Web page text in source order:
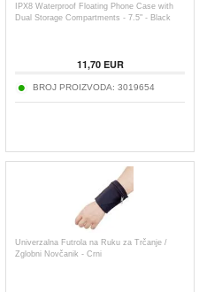
IPX8 Waterproof Floating Phone Case with
Dual Storage Compartments - 7.5" - Black
11,70EUR
BROJ PROIZVODA: 3019654
Univerzalna Futrola na Ruku za Trčanje /
Zglobni Novčanik - Crni